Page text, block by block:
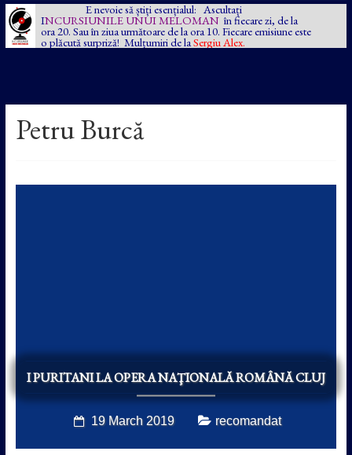
E nevoie să știți esențialul: Ascultați
INCURSIUNILE UNUI MELOMAN în fiecare zi, de la
ora 20. Sau în ziua următoare de la ora 10. Fiecare emisiune este
o plăcută surpriză! Mulțumiri de la Sergiu Alex.
Petru Burcă
I PURITANI LA OPERA NAŢIONALĂ ROMÂNĂ CLUJ
19 March 2019 recomandat